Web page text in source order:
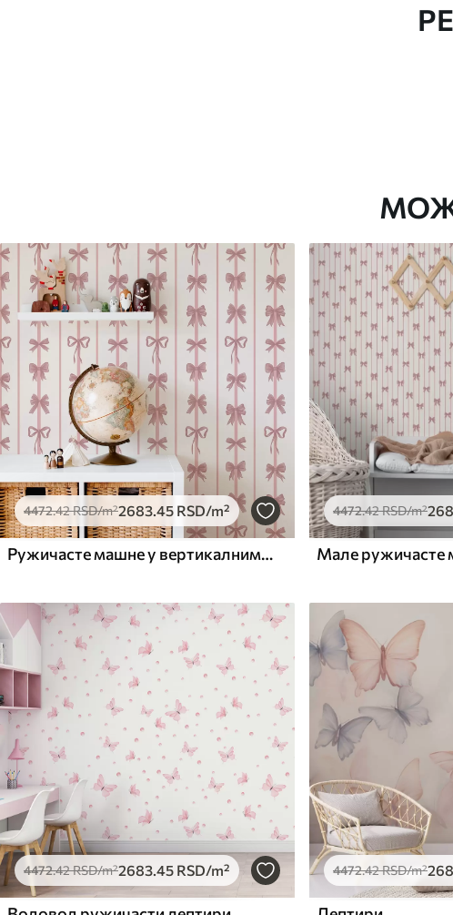
Беспрекорна апликација
Доступни материјали
Стандард
4472 .42 2683 RSD /m²
Премиум
5525 .003315 .00 RSD/m²
4472.42RSD/m²2683.45 RSD/m²
Ружичасте машне у вертикалним пругама на светлој позадини
4472.42RSD/m²
4472.42RSD/m²2683.45 RSD/m² 4472.42RSD/m²